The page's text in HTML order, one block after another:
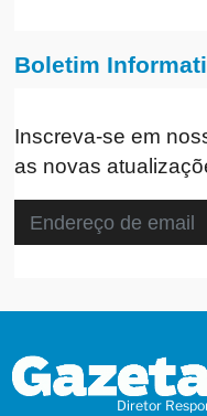
Boletim
Inscreva-se em
as novas
Diretor